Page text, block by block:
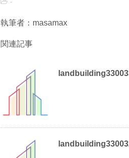
-
執筆者：masamax
関連記事